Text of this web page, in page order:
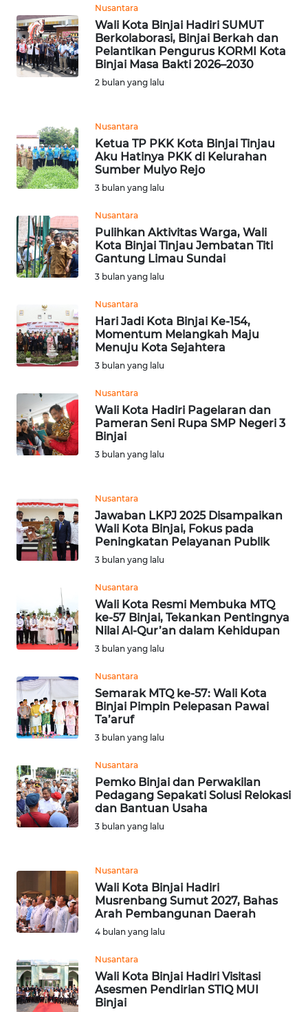
Nusantara
Wali Kota Binjai Hadiri SUMUT
Berkolaborasi, Binjai Berkah dan
Pelantikan Pengurus KORMI Kota
Binjai Masa Bakti 2026–2030
2 bulan yang lalu
Nusantara
Ketua TP PKK Kota Binjai Tinjau
Aku Hatinya PKK di Kelurahan
Sumber Mulyo Rejo
3 bulan yang lalu
Nusantara
Pulihkan Aktivitas Warga, Wali
Kota Binjai Tinjau Jembatan Titi
Gantung Limau Sundai
3 bulan yang lalu
Nusantara
Hari Jadi Kota Binjai Ke-154,
Momentum Melangkah Maju
Menuju Kota Sejahtera
3 bulan yang lalu
Nusantara
Wali Kota Hadiri Pagelaran dan
Pameran Seni Rupa SMP Negeri 3
Binjai
3 bulan yang lalu
Nusantara
Jawaban LKPJ 2025 Disampaikan
Wali Kota Binjai, Fokus pada
Peningkatan Pelayanan Publik
3 bulan yang lalu
Nusantara
Wali Kota Resmi Membuka MTQ
ke-57 Binjai, Tekankan Pentingnya
Nilai Al-Qur’an dalam Kehidupan
3 bulan yang lalu
Nusantara
Semarak MTQ ke-57: Wali Kota
Binjai Pimpin Pelepasan Pawai
Ta’aruf
3 bulan yang lalu
Nusantara
Pemko Binjai dan Perwakilan
Pedagang Sepakati Solusi Relokasi
dan Bantuan Usaha
3 bulan yang lalu
Nusantara
Wali Kota Binjai Hadiri
Musrenbang Sumut 2027, Bahas
Arah Pembangunan Daerah
4 bulan yang lalu
Nusantara
Wali Kota Binjai Hadiri Visitasi
Asesmen Pendirian STIQ MUI
Binjai
WN
KALSEL
WN
KALTIM
SULSEL
WN
GORONTALO
WN
SULUT
WN
WN
MALUT
WN
DANAU
TOBA
NIAS
WN
LANGKAT
TAPANULI
SELATAN
LESUNG
WN
KARO
WN
SIMALUNGUN
WN
WN
TAPANULI
TENGAH
WN
TEBING